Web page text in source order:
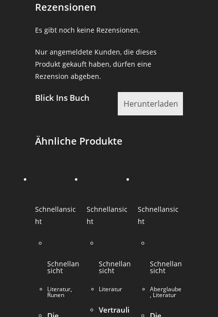
Rezensionen
Es gibt noch keine Rezensionen.
Nur angemeldete Kunden, die dieses
Produkt gekauft haben, dürfen eine
Rezension abgeben.
Blick Ins Buch
Herunterladen
Ähnliche Produkte
Schnellansic
ht
Schnellan
sicht
Literatur,
Runen
Schnellansic
ht
Schnellan
sicht
Literatur
Vertrauli
Schnellansic
ht
Schnellan
sicht
Aberglaube
, Literatur